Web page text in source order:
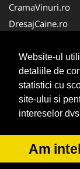
Website-ul
detaliile de
statistici cu
site-ului si
intereselor
Am
CramaVinuri.ro
DresajCaine.ro
Birouri-
Cabinet-
Cardiologul.ro
Centru-Copiere.ro
© 2014-2026
ANPC SOL